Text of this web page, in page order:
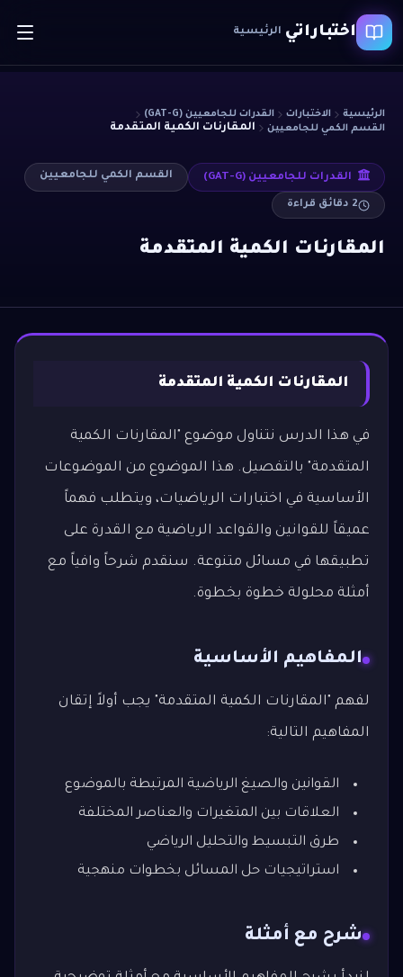
اختباراتي الرئيسية
الرئيسية الاختبارات
القدرات للجامعيين (GAT-G)
القسم الكمي للجامعيين
المقارنات الكمية المتقدمة
القدرات للجامعيين (GAT-G) القسم الكمي للجامعيين
2 دقائق قراءة
المقارنات الكمية المتقدمة
المقارنات الكمية المتقدمة
في هذا الدرس نتناول موضوع "المقارنات الكمية
المتقدمة" بالتفصيل. هذا الموضوع من الموضوعات
الأساسية في اختبارات الرياضيات، ويتطلب فهماً
عميقاً للقوانين والقواعد الرياضية مع القدرة على
تطبيقها في مسائل متنوعة. سنقدم شرحاً وافياً مع
أمثلة محلولة خطوة بخطوة.
المفاهيم الأساسية
لفهم "المقارنات الكمية المتقدمة" يجب أولاً إتقان
المفاهيم التالية:
القوانين والصيغ الرياضية المرتبطة بالموضوع
العلاقات بين المتغيرات والعناصر المختلفة
طرق التبسيط والتحليل الرياضي
استراتيجيات حل المسائل بخطوات منهجية
شرح مع أمثلة